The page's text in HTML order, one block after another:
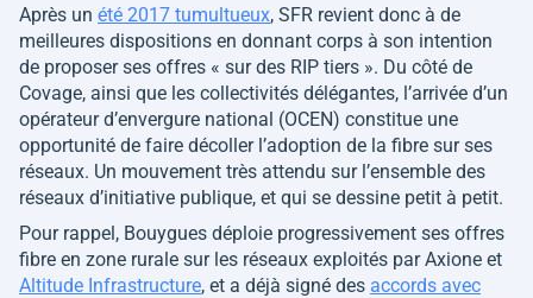
Après un été 2017 tumultueux, SFR revient donc à de
meilleures dispositions en donnant corps à son intention
de proposer ses offres « sur des RIP tiers ». Du côté de
Covage, ainsi que les collectivités délégantes, l’arrivée d’un
opérateur d’envergure national (OCEN) constitue une
opportunité de faire décoller l’adoption de la fibre sur ses
réseaux. Un mouvement très attendu sur l’ensemble des
réseaux d’initiative publique, et qui se dessine petit à petit.
Pour rappel, Bouygues déploie progressivement ses offres
fibre en zone rurale sur les réseaux exploités par Axione et
Altitude Infrastructure, et a déjà signé des accords avec